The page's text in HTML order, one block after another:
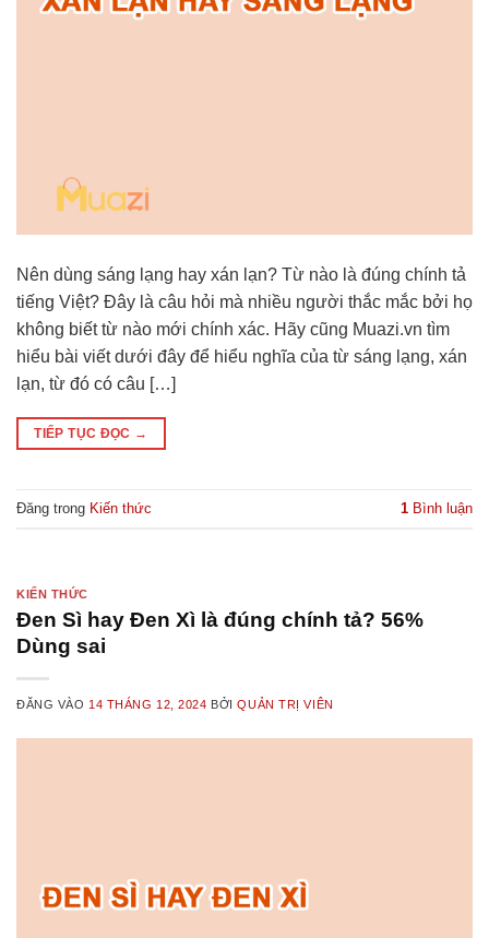
Nên dùng sáng lạng hay xán lạn? Từ nào là đúng chính tả
tiếng Việt? Đây là câu hỏi mà nhiều người thắc mắc bởi họ
không biết từ nào mới chính xác. Hãy cũng Muazi.vn tìm
hiểu bài viết dưới đây để hiểu nghĩa của từ sáng lạng, xán
lạn, từ đó có câu […]
TIẾP TỤC ĐỌC →
Đăng trong Kiến thức 1 Bình luận
KIẾN THỨC
Đen Sì hay Đen Xì là đúng chính tả? 56%
Dùng sai
ĐĂNG VÀO 14 THÁNG 12, 2024 BỞIQUẢN TRỊ VIÊN